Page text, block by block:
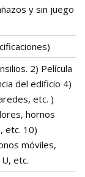
y sin juego
2) Película
del edificio 4)
etc. )
hornos
etc. 10)
móviles,
etc.